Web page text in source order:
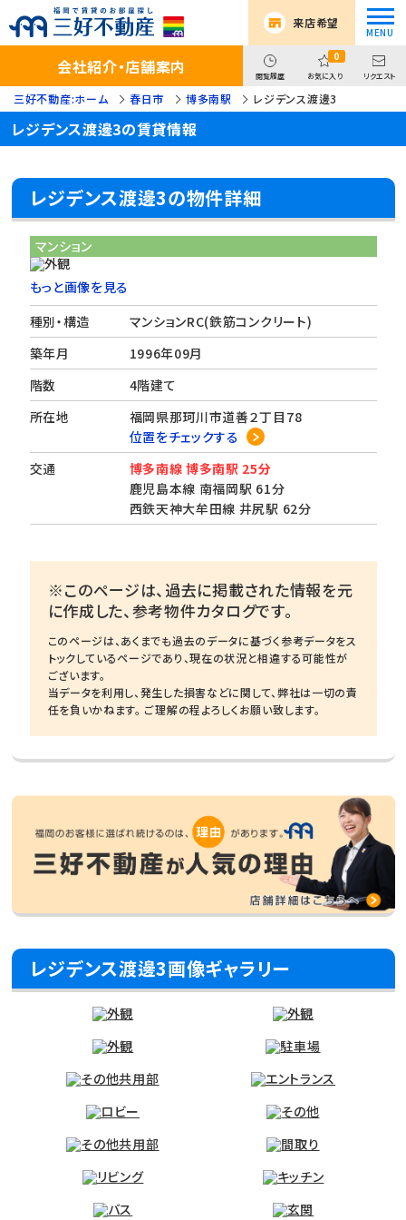
来店希望
会社紹介・店舗案内 閲覧履歴
0
お気に入り リクエスト
三好不動産:ホーム 春日市 博多南駅 レジデンス渡邊3
レジデンス渡邊3の賃貸情報
レジデンス渡邊3の物件詳細
マンション
もっと画像を見る
種別・構造
マンションRC(鉄筋コンクリート)
築年月
1996年09月
階数
4階建て
所在地
福岡県那珂川市道善２丁目78
位置をチェックする
交通
博多南線 博多南駅 25分
鹿児島本線 南福岡駅 61分
西鉄天神大牟田線 井尻駅 62分
※このページは、過去に掲載された情報を元
に作成した、参考物件カタログです。
このページは、あくまでも過去のデータに基づく参考データをス
トックしているページであり、現在の状況と相違する可能性が
ございます。
当データを利用し、発生した損害などに関して、弊社は一切の責
任を負いかねます。 ご理解の程よろしくお願い致します。
レジデンス渡邊3画像ギャラリー